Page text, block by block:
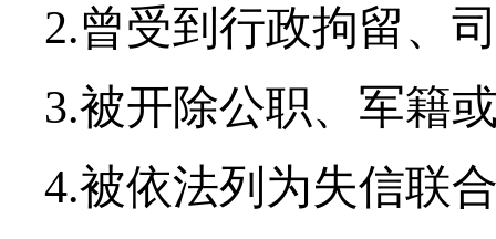
2.曾受到行政拘留、
3.被开除公职、军籍
4.被依法列为失信联